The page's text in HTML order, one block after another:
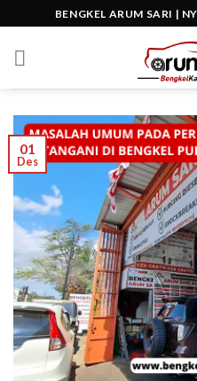
to
content
BENGKEL ARUM SARI |
01
Des